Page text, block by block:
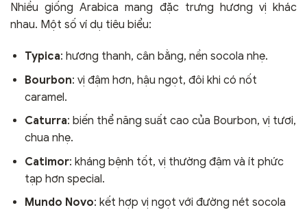
Nhiều giống Arabica mang đặc trưng hương vị khác
nhau. Một số ví dụ tiêu biểu:
Typica: hương thanh, cân bằng, nền socola nhẹ.
Bourbon: vị đậm hơn, hậu ngọt, đôi khi có nốt
caramel.
Caturra: biến thể năng suất cao của Bourbon, vị tươi,
chua nhẹ.
Catimor: kháng bệnh tốt, vị thường đậm và ít phức
tạp hơn special.
Mundo Novo: kết hợp vị ngọt với đường nét socola